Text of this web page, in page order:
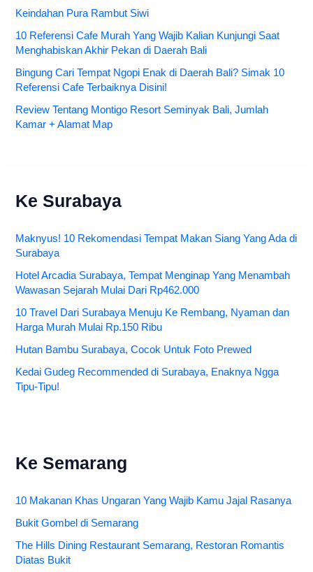
Keindahan Pura Rambut Siwi
10 Referensi Cafe Murah Yang Wajib Kalian Kunjungi Saat
Menghabiskan Akhir Pekan di Daerah Bali
Bingung Cari Tempat Ngopi Enak di Daerah Bali? Simak 10
Referensi Cafe Terbaiknya Disini!
Review Tentang Montigo Resort Seminyak Bali, Jumlah
Kamar + Alamat Map
Ke Surabaya
Maknyus! 10 Rekomendasi Tempat Makan Siang Yang Ada di
Surabaya
Hotel Arcadia Surabaya, Tempat Menginap Yang Menambah
Wawasan Sejarah Mulai Dari Rp462.000
10 Travel Dari Surabaya Menuju Ke Rembang, Nyaman dan
Harga Murah Mulai Rp.150 Ribu
Hutan Bambu Surabaya, Cocok Untuk Foto Prewed
Kedai Gudeg Recommended di Surabaya, Enaknya Ngga
Tipu-Tipu!
Ke Semarang
10 Makanan Khas Ungaran Yang Wajib Kamu Jajal Rasanya
Bukit Gombel di Semarang
The Hills Dining Restaurant Semarang, Restoran Romantis
Diatas Bukit